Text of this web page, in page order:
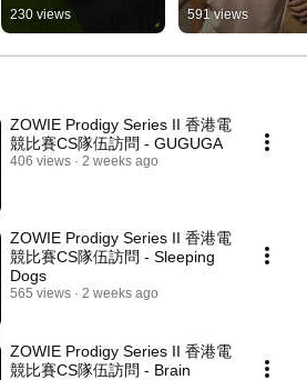
Gaming 對 Forgone
總決賽，5 圖激戰
OT，Xiao Pang
230 views
加香港最後一個
CSGO線下賽嘅
手，佢哋會點砌
點睇呢？
591 views
ZOWIE Prodigy Series II 香港電
競比賽CS隊伍訪問 - GUGUGA
406 views 2 weeks ago
ZOWIE Prodigy Series II 香港電
競比賽CS隊伍訪問 - Sleeping
Dogs
565 views 2 weeks ago
ZOWIE Prodigy Series II 香港電
競比賽CS隊伍訪問 - Brain